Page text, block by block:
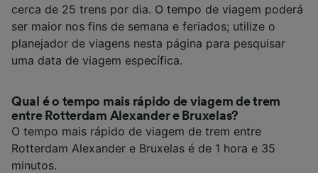
cerca de 25 trens por dia. O tempo de viagem poderá
ser maior nos fins de semana e feriados; utilize o
planejador de viagens nesta página para pesquisar
uma data de viagem específica.
Qual é o tempo mais rápido de viagem de trem
entre Rotterdam Alexander e Bruxelas?
O tempo mais rápido de viagem de trem entre
Rotterdam Alexander e Bruxelas é de 1 hora e 35
minutos.